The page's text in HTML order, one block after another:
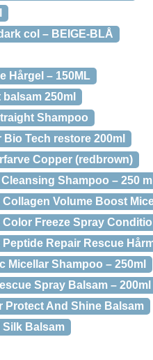
col – BEIGE-BLÅ
Hårgel – 150ML
250ml
Shampoo
Tech restore 200ml
Copper (redbrown)
Shampoo – 250
Volume Boost
Freeze Spray
Repair Rescue
Shampoo – 250ml
Spray Balsam – 200ml
Protect And Shine Balsam
Balsam